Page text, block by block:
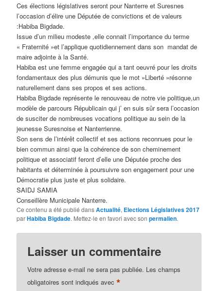
Ces élections législatives seront pour Nanterre et Suresnes
l’occasion d’élire une Députée de convictions et de valeurs
:Habiba Bigdade.
Issue d’un milieu modeste ,elle connait l’importance du terme
« Fraternité »et l’applique quotidiennement dans son mandat de
maire adjointe à la Santé.
Habiba est une femme engagée qui a tant oeuvré pour les droits
fondamentaux des plus démunis que le mot »Liberté »résonne
naturellement dans ses propos et ses actions.
Habiba Bigdade représente le renouveau de notre vie politique,un
modèle de parcours Républicain qui j’ en suis sûr sera l’occasion
de susciter de nombreuses vocations politique au sein de la
jeunesse Suresnoise et Nanterrienne.
Son sens de l’intérêt collectif et ses actions reconnues pour le
bien commun ainsi que la cohérence de son cheminement
politique et associatif feront d’elle une Députée proche des
habitants et déterminée à poursuivre son engagement pour une
Démocratie plus juste et plus solidaire.
SAIDJ SAMIA
Conseillère Municipale Nanterre.
Ce contenu a été publié dansActualité, Elections Législatives 2017
parHabiba Bigdade. Mettez-le en favori avec sonpermalien.
Laisser un commentaire
Votre adresse e-mail ne sera pas publiée. Les champs
obligatoires sont indiqués avec*